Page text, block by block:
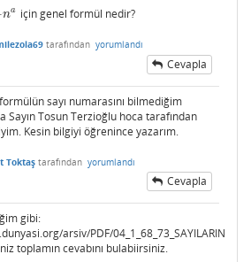
na için genel formül nedir?
tarafından yorumlandı
Cevapla
sayı numarasını bilmediğim
Sayın Tosun Terzioğlu hoca tarafından
Kesin bilgiyi öğrenince yazarım.
Toktaş tarafından yorumlandı
Cevapla
gibi:
arsiv/PDF/04_1_68_73_SAYILARIN
toplamın cevabını bulabiirsiniz.